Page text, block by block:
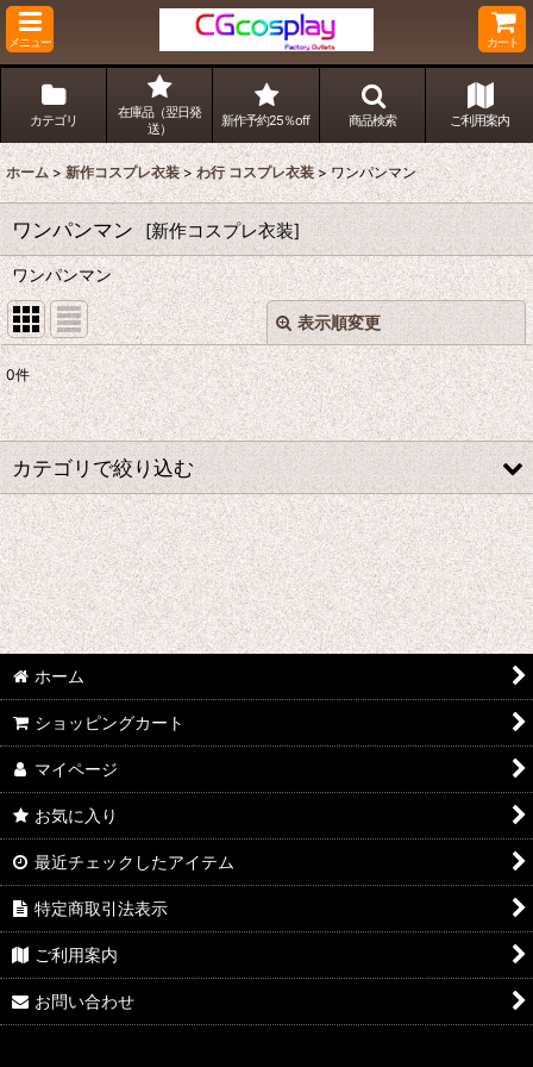
メニュー カート
カテゴリ
在庫品（翌日発
送）
新作予約25％off 商品検索 ご利用案内
ホーム > 新作コスプレ衣装 > わ行 コスプレ衣装 > ワンパンマン
ワンパンマン [新作コスプレ衣装]
ワンパンマン
表示順変更
表示数:
並び順:
絞り込む
閉じる
0件
カテゴリで絞り込む
わ行 コスプレ衣装 (全商品)
ONE PIECE
ワルキューレロマンツェ
ワールドトリガー
ワンパンマン
5→9〜私に恋したお坊さん〜
私がモテないのはどう考えてもお前らが悪い!
ワンダーエッグ・プライオリティ
ONE PIECE STAMPEDE
ホーム
ショッピングカート
マイページ
お気に入り
最近チェックしたアイテム
特定商取引法表示
ご利用案内
お問い合わせ